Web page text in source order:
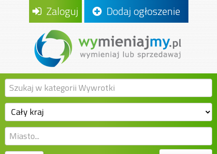
Zaloguj Dodaj ogłoszenie